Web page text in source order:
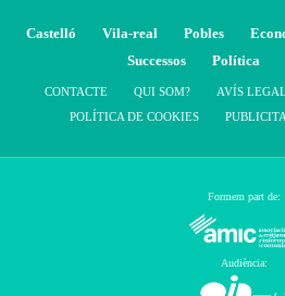
Castelló Vila-real Pobles
Successos
Política
CONTACTE QUI SOM? AVÍS LEGAL
POLÍTICA DE COOKIES
Formem part de:
Audiència: